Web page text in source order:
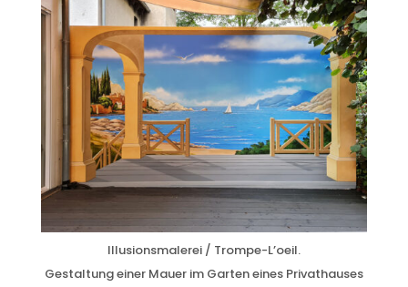
Illusionsmalerei / Trompe-L’oeil.
Gestaltung einer Mauer im Garten eines Privathauses